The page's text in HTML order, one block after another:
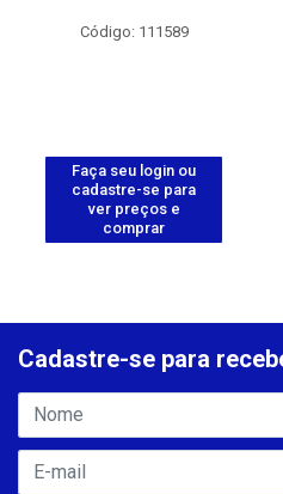
Código: 111589
Faça seu login ou
cadastre-se para
ver preços e
comprar
Cadastre-se para